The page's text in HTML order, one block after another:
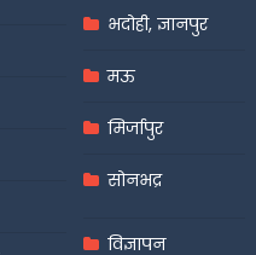
भदोही, ज्ञानपुर
मऊ
मिर्जापुर
सोनभद्र
विज्ञापन